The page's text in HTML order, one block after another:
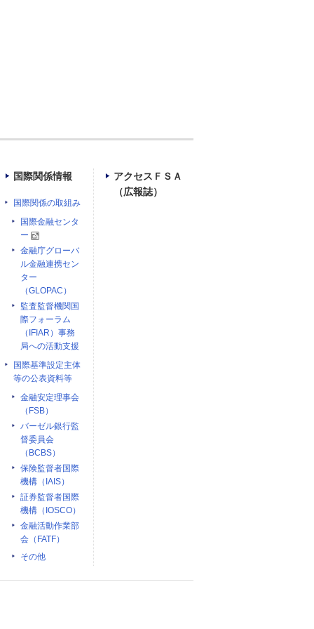
国際関係情報
国際関係の取組み
国際金融センタ
ー
金融庁グローバ
ル金融連携セン
ター
（GLOPAC）
監査監督機関国
際フォーラム
（IFIAR）事務
局への活動支援
国際基準設定主体
等の公表資料等
金融安定理事会
（FSB）
バーゼル銀行監
督委員会
（BCBS）
保険監督者国際
機構（IAIS）
証券監督者国際
機構（IOSCO）
金融活動作業部
会（FATF）
その他
アクセスＦＳＡ
（広報誌）